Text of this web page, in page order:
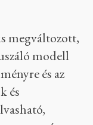
megváltozott,
modell
és az
és